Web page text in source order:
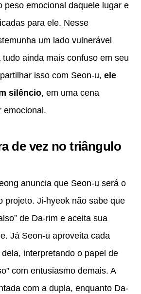
peso emocional daquele lugar e
para ele. Nesse
um lado vulnerável
ainda mais confuso em seu
isso com Seon-u, ele
silêncio, em uma cena
emocional.
de vez no triângulo
anuncia que Seon-u será o
projeto. Ji-hyeok não sabe que
de Da-rim e aceita sua
Já Seon-u aproveita cada
interpretando o papel de
com entusiasmo demais. A
com a dupla, enquanto Da-